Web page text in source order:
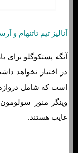
آنالیز تیم تاتنهام و
آنگه پستکوگلو برای
در اختیار نخواهد
است که شامل
وینگر منور
غایب هستند.